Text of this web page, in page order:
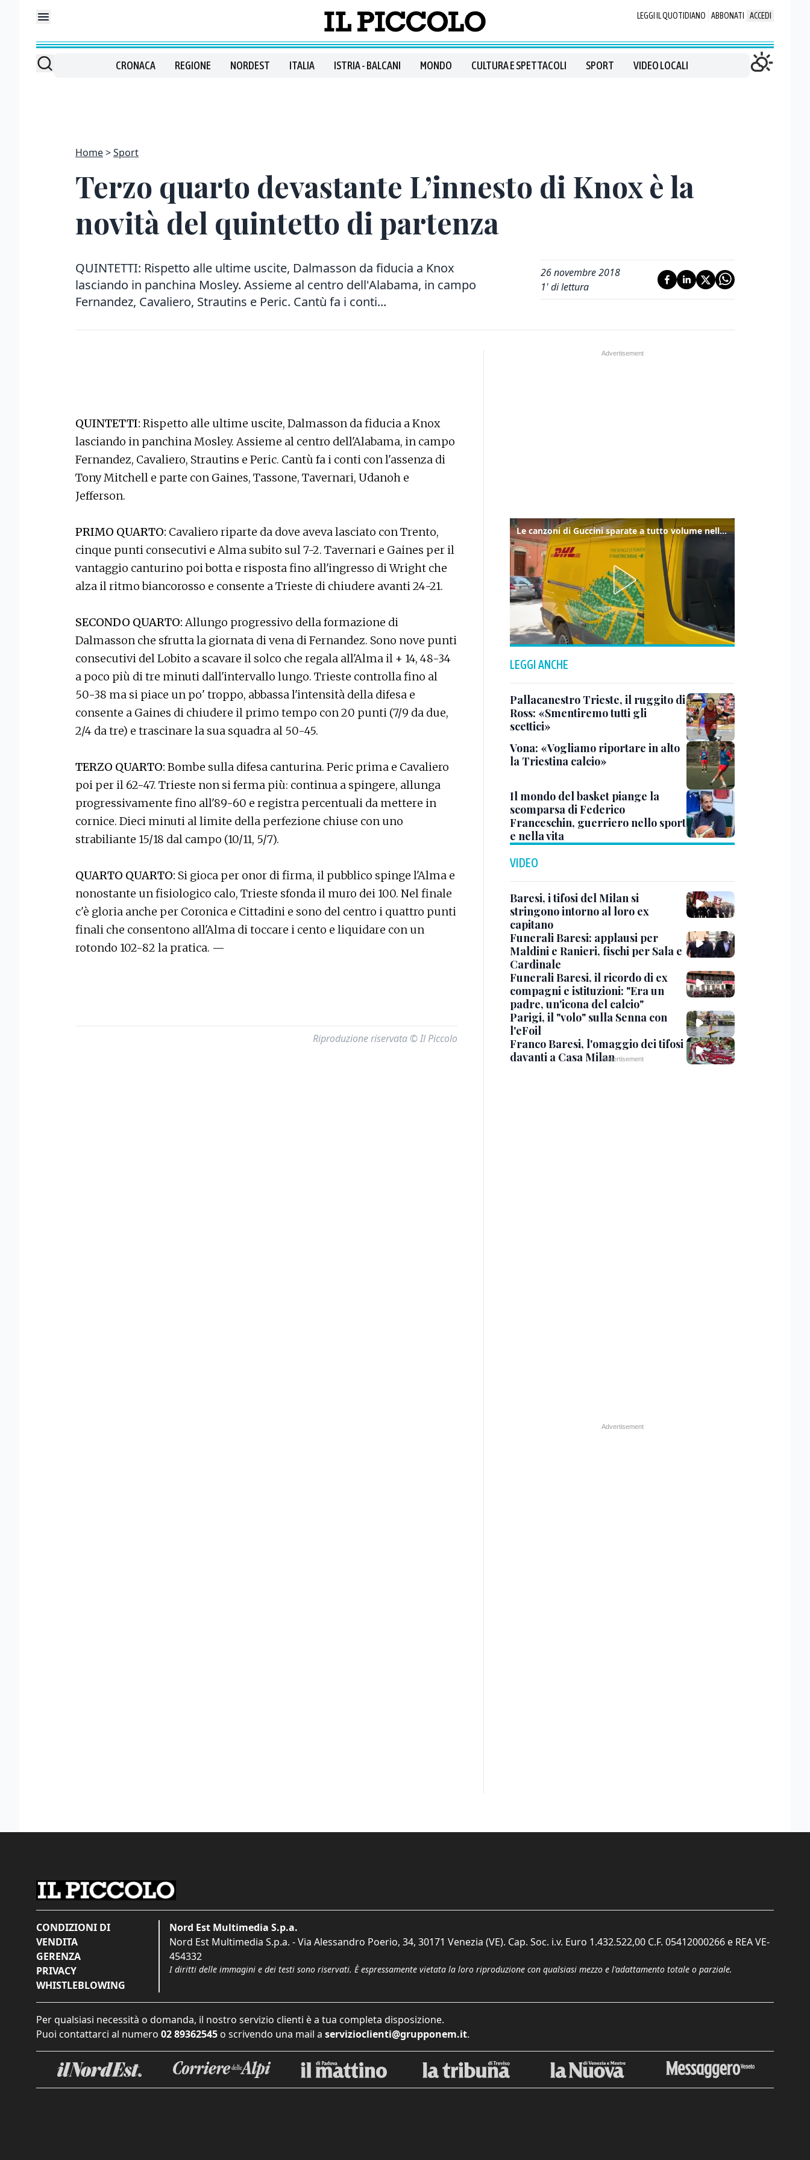
LEGGI IL QUOTIDIANO ABBONATI ACCEDI
CRONACA REGIONE NORDEST ITALIA ISTRIA - BALCANI MONDO CULTURA E SPETTACOLI SPORT VIDEO LOCALI
Home Sport
Terzo quarto devastante L’innesto di Knox è la
novità del quintetto di partenza
QUINTETTI: Rispetto alle ultime uscite, Dalmasson da fiducia a Knox
lasciando in panchina Mosley. Assieme al centro dell'Alabama, in campo
Fernandez, Cavaliero, Strautins e Peric. Cantù fa i conti...
26 novembre 2018
1' di lettura
QUINTETTI: Rispetto alle ultime uscite, Dalmasson da fiducia a Knox
lasciando in panchina Mosley. Assieme al centro dell'Alabama, in campo
Fernandez, Cavaliero, Strautins e Peric. Cantù fa i conti con l'assenza di
Tony Mitchell e parte con Gaines, Tassone, Tavernari, Udanoh e
Jefferson.
PRIMO QUARTO: Cavaliero riparte da dove aveva lasciato con Trento,
cinque punti consecutivi e Alma subito sul 7-2. Tavernari e Gaines per il
vantaggio canturino poi botta e risposta fino all'ingresso di Wright che
alza il ritmo biancorosso e consente a Trieste di chiudere avanti 24-21.
SECONDO QUARTO: Allungo progressivo della formazione di
Dalmasson che sfrutta la giornata di vena di Fernandez. Sono nove punti
consecutivi del Lobito a scavare il solco che regala all'Alma il + 14, 48-34
a poco più di tre minuti dall'intervallo lungo. Trieste controlla fino al
50-38 ma si piace un po' troppo, abbassa l'intensità della difesa e
consente a Gaines di chiudere il primo tempo con 20 punti (7/9 da due,
2/4 da tre) e trascinare la sua squadra al 50-45.
TERZO QUARTO: Bombe sulla difesa canturina. Peric prima e Cavaliero
poi per il 62-47. Trieste non si ferma più: continua a spingere, allunga
progressivamente fino all'89-60 e registra percentuali da mettere in
cornice. Dieci minuti al limite della perfezione chiuse con uno
strabiliante 15/18 dal campo (10/11, 5/7).
QUARTO QUARTO: Si gioca per onor di firma, il pubblico spinge l'Alma e
nonostante un fisiologico calo, Trieste sfonda il muro dei 100. Nel finale
c'è gloria anche per Coronica e Cittadini e sono del centro i quattro punti
finali che consentono all'Alma di toccare i cento e liquidare con un
rotondo 102-82 la pratica. —
Riproduzione riservata © Il Piccolo
Le canzoni di Guccini sparate a tutto volume nella strada dove abitava
LEGGI ANCHE
Pallacanestro Trieste, il ruggito di
Ross: «Smentiremo tutti gli
scettici»
Vona: «Vogliamo riportare in alto
la Triestina calcio»
Il mondo del basket piange la
scomparsa di Federico
Franceschin, guerriero nello sport
e nella vita
VIDEO
Baresi, i tifosi del Milan si
stringono intorno al loro ex
capitano
Funerali Baresi: applausi per
Maldini e Ranieri, fischi per Sala e
Cardinale
Funerali Baresi, il ricordo di ex
compagni e istituzioni: "Era un
padre, un'icona del calcio"
Parigi, il "volo" sulla Senna con
l'eFoil
Franco Baresi, l'omaggio dei tifosi
davanti a Casa Milan
CONDIZIONI DI
VENDITA
GERENZA
PRIVACY
WHISTLEBLOWING
Nord Est Multimedia S.p.a.
Nord Est Multimedia S.p.a. - Via Alessandro Poerio, 34, 30171 Venezia (VE). Cap. Soc. i.v. Euro 1.432.522,00 C.F. 05412000266 e REA VE-
454332
I diritti delle immagini e dei testi sono riservati. È espressamente vietata la loro riproduzione con qualsiasi mezzo e l'adattamento totale o parziale.
Per qualsiasi necessità o domanda, il nostro servizio clienti è a tua completa disposizione.
Puoi contattarci al numero 02 89362545 o scrivendo una mail a servizioclienti@grupponem.it.